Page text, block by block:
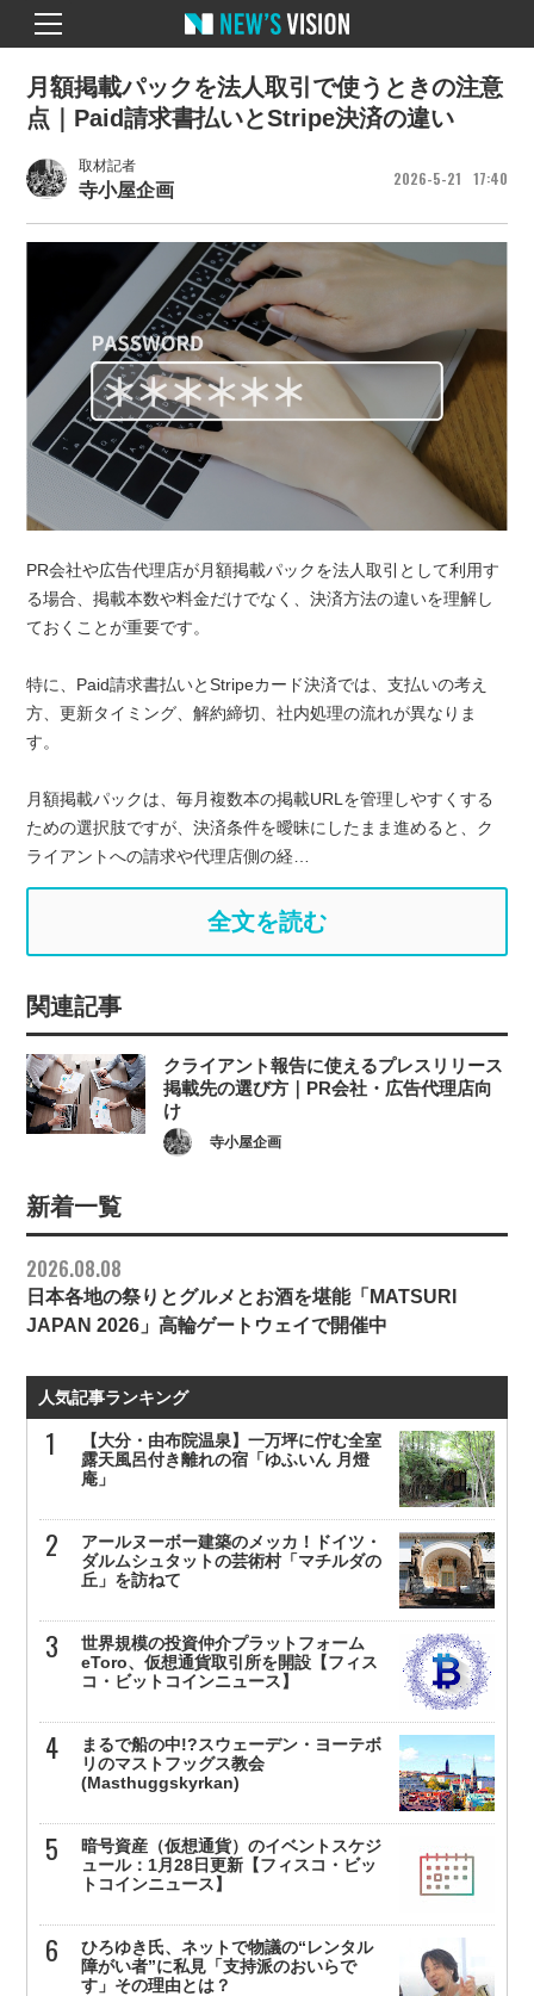
取材記者
寺小屋企画
2026 5 21 17 40
月額掲載パックを法人取引で使うときの注意
点｜Paid請求書払いとStripe決済の違い
PR会社や広告代理店が月額掲載パックを法人取引として利用す
る場合、掲載本数や料金だけでなく、決済方法の違いを理解し
ておくことが重要です。
特に、Paid請求書払いとStripeカード決済では、支払いの考え
方、更新タイミング、解約締切、社内処理の流れが異なりま
す。
月額掲載パックは、毎月複数本の掲載URLを管理しやすくする
ための選択肢ですが、決済条件を曖昧にしたまま進めると、ク
ライアントへの請求や代理店側の経…
全文を読む
関連記事
クライアント報告に使えるプレスリリース
掲載先の選び方｜PR会社・広告代理店向
け
寺小屋企画
新着一覧
2026.08.08
日本各地の祭りとグルメとお酒を堪能「MATSURI
JAPAN 2026」高輪ゲートウェイで開催中
人気記事ランキング
【大分・由布院温泉】一万坪に佇む全室
露天風呂付き離れの宿「ゆふいん 月燈
庵」
アールヌーボー建築のメッカ！ドイツ・
ダルムシュタットの芸術村「マチルダの
丘」を訪ねて
世界規模の投資仲介プラットフォーム
eToro、仮想通貨取引所を開設【フィス
コ・ビットコインニュース】
まるで船の中!?スウェーデン・ヨーテボ
リのマストフッグス教会
(Masthuggskyrkan)
暗号資産（仮想通貨）のイベントスケジ
ュール：1月28日更新【フィスコ・ビッ
トコインニュース】
ひろゆき氏、ネットで物議の“レンタル
障がい者”に私見「支持派のおいらで
す」その理由とは？